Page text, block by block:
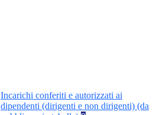
Incarichi conferiti e autorizzati ai
dipendenti (dirigenti e non dirigenti) (da